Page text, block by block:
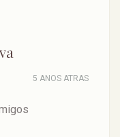
5 ANOS ATRAS